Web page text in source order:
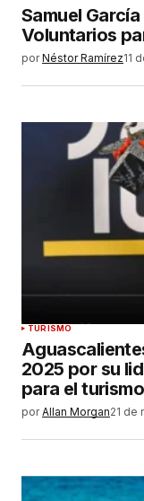
Samuel
Voluntarios
por Néstor Ramírez11
TURISMO
2025 por su
para el
por Allan Morgan21 de